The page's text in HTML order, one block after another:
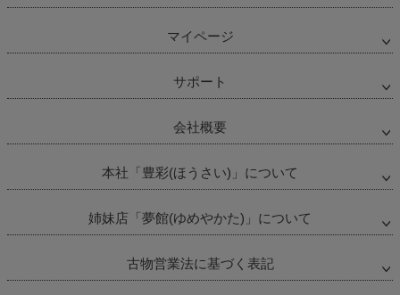
マイページ
サポート
会社概要
本社「豊彩(ほうさい)」について
姉妹店「夢館(ゆめやかた)」について
古物営業法に基づく表記